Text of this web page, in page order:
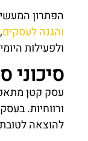
הפתרון
והגנה לעסקים
ולפעילות
סיכוני
עסק קטן
ורווחיות.
להוצאה